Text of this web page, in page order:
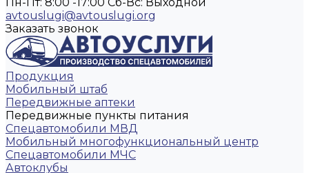
avtouslugi@avtouslugi.org
Заказать звонок
Продукция
Мобильный штаб
Передвижные аптеки
Передвижные пункты питания
Спецавтомобили МВД
Мобильный многофункциональный центр
Спецавтомобили МЧС
Автоклубы